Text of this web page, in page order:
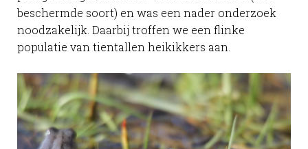
beschermde soort) en was een nader onderzoek
noodzakelijk. Daarbij troffen we een flinke
populatie van tientallen heikikkers aan.